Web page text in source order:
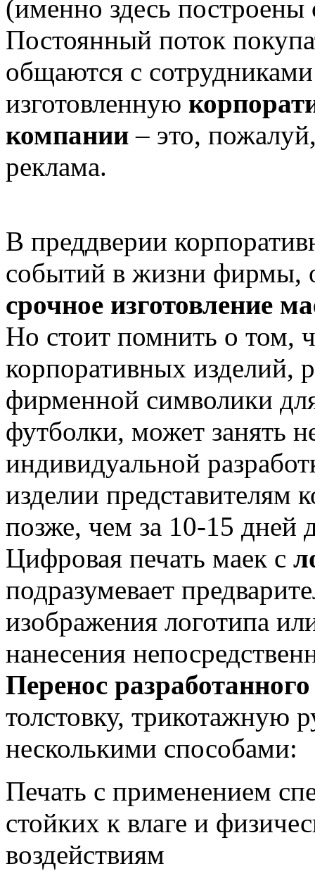
(именно здесь
Постоянный поток
общаются с
изготовленную
компании – это,
реклама.
В преддверии
событий в жизни фирмы,
срочное изготовление
Но стоит помнить о том,
корпоративных изделий,
фирменной символики
футболки, может занять
индивидуальной
изделии представителям
позже, чем за 10-15 дней
Цифровая печать маек с
подразумевает
изображения логотипа
нанесения
Перенос
толстовку, трикотажную
несколькими способами:
Печать с применением
стойких к влаге и
воздействиям